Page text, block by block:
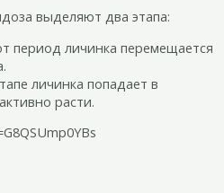
выделяют два этапа:
период личинка перемещается
личинка попадает в
расти.